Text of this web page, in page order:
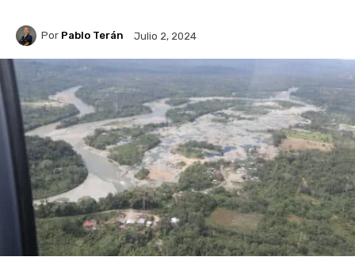
Por Pablo Terán Julio 2, 2024